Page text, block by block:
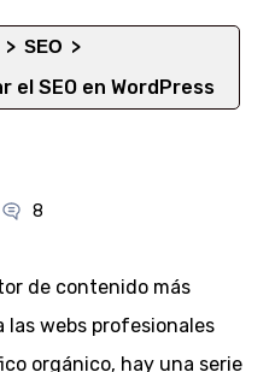
SEO
el SEO en WordPress
8
de contenido más
las webs profesionales
orgánico, hay una serie